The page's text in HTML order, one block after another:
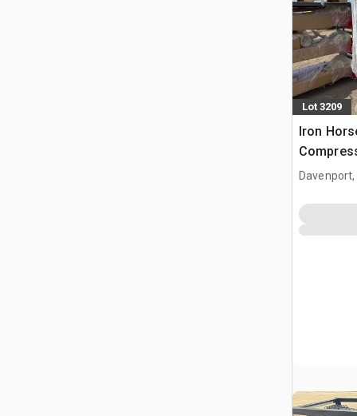
Lot 3209
Iron
Davenport,